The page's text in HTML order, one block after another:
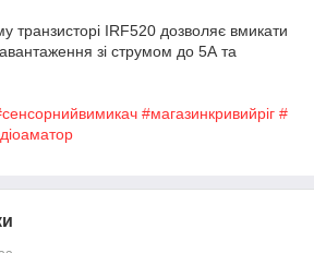
транзисторі IRF520 дозволяє вмикати
зі струмом до 5А та
#магазинкривийріг #